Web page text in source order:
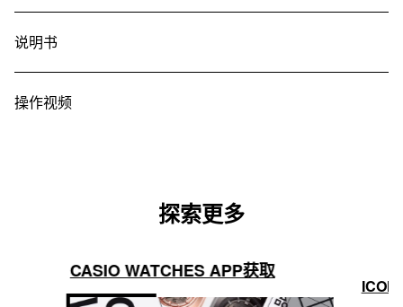
说明书
操作视频
探索更多
CASIO WATCHES APP获取